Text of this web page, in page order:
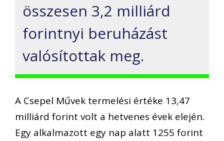
összesen 3,2 milliárd
forintnyi beruházást
valósítottak meg.
A Csepel Művek termelési értéke 13,47
milliárd forint volt a hetvenes évek elején.
Egy alkalmazott egy nap alatt 1255 forint